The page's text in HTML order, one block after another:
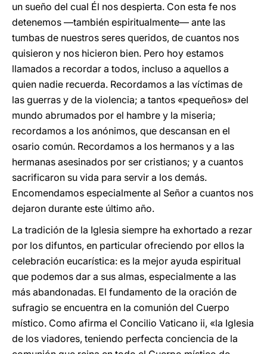
un sueño del cual Él nos despierta. Con esta fe nos
detenemos —también espiritualmente— ante las
tumbas de nuestros seres queridos, de cuantos nos
quisieron y nos hicieron bien. Pero hoy estamos
llamados a recordar a todos, incluso a aquellos a
quien nadie recuerda. Recordamos a las víctimas de
las guerras y de la violencia; a tantos «pequeños» del
mundo abrumados por el hambre y la miseria;
recordamos a los anónimos, que descansan en el
osario común. Recordamos a los hermanos y a las
hermanas asesinados por ser cristianos; y a cuantos
sacrificaron su vida para servir a los demás.
Encomendamos especialmente al Señor a cuantos nos
dejaron durante este último año.
La tradición de la Iglesia siempre ha exhortado a rezar
por los difuntos, en particular ofreciendo por ellos la
celebración eucarística: es la mejor ayuda espiritual
que podemos dar a sus almas, especialmente a las
más abandonadas. El fundamento de la oración de
sufragio se encuentra en la comunión del Cuerpo
místico. Como afirma el Concilio Vaticano ii, «la Iglesia
de los viadores, teniendo perfecta conciencia de la